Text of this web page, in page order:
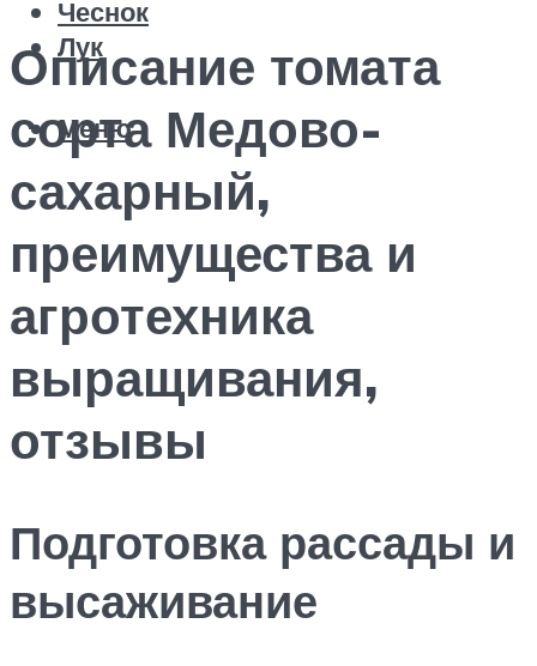
Чеснок
Лук
Меню
Описание томата
сорта Медово-
сахарный,
преимущества и
агротехника
выращивания,
отзывы
Подготовка рассады и
высаживание